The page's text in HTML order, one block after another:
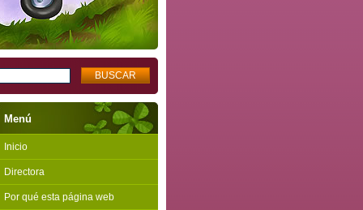
Menú
Inicio
Directora
Por qué esta página web